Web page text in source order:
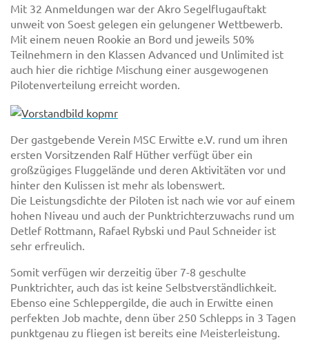
Mit 32 Anmeldungen war der Akro Segelflugauftakt
unweit von Soest gelegen ein gelungener Wettbewerb.
Mit einem neuen Rookie an Bord und jeweils 50%
Teilnehmern in den Klassen Advanced und Unlimited ist
auch hier die richtige Mischung einer ausgewogenen
Pilotenverteilung erreicht worden.
Der gastgebende Verein MSC Erwitte e.V. rund um ihren
ersten Vorsitzenden Ralf Hüther verfügt über ein
großzügiges Fluggelände und deren Aktivitäten vor und
hinter den Kulissen ist mehr als lobenswert.
Die Leistungsdichte der Piloten ist nach wie vor auf einem
hohen Niveau und auch der Punktrichterzuwachs rund um
Detlef Rottmann, Rafael Rybski und Paul Schneider ist
sehr erfreulich.
Somit verfügen wir derzeitig über 7-8 geschulte
Punktrichter, auch das ist keine Selbstverständlichkeit.
Ebenso eine Schleppergilde, die auch in Erwitte einen
perfekten Job machte, denn über 250 Schlepps in 3 Tagen
punktgenau zu fliegen ist bereits eine Meisterleistung.